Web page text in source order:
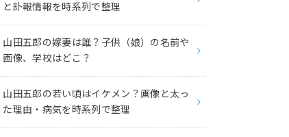
と訃報情報を時系列で整理
山田五郎の嫁妻は誰？子供（娘）の名前や
画像、学校はどこ？
山田五郎の若い頃はイケメン？画像と太っ
た理由・病気を時系列で整理